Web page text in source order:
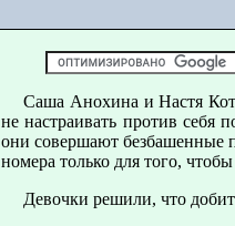
Саша Анохина и Настя
не настраивать против себя
они совершают безбашенные
номера только для того,
Девочки решили, что